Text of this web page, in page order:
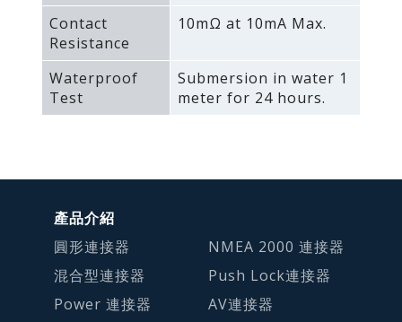
Contact
Resistance
10mΩ at 10mA Max.
Waterproof
Test
Submersion in water 1
meter for 24 hours.
產品介紹
圓形連接器
混合型連接器
Power 連接器
NMEA 2000 連接器
Push Lock連接器
AV連接器